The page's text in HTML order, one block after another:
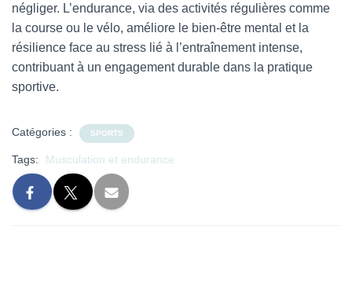
négliger. L’endurance, via des activités régulières comme
la course ou le vélo, améliore le bien-être mental et la
résilience face au stress lié à l’entraînement intense,
contribuant à un engagement durable dans la pratique
sportive.
Catégories : SPORTS
Tags: Musculation et endurance